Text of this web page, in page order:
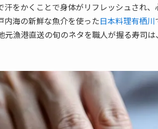
汗をかくことで身体がリフレッシュされ
内海の新鮮な魚介を使った日本料理有栖川
元漁港直送の旬のネタを職人が握る寿司